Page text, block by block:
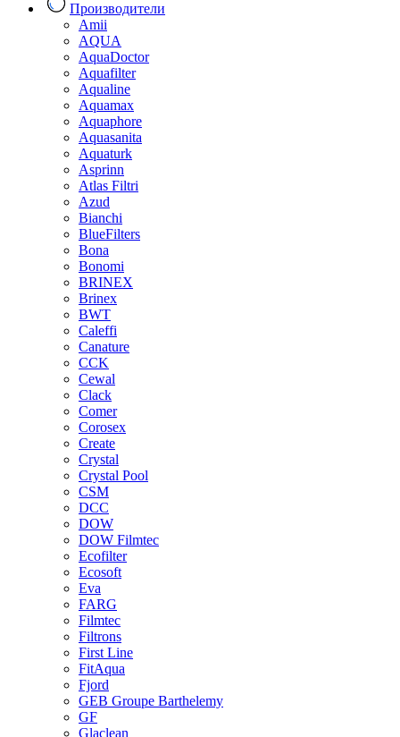
Производители
Amii
AQUA
AquaDoctor
Aquafilter
Aqualine
Aquamax
Aquaphore
Aquasanita
Aquaturk
Asprinn
Atlas Filtri
Azud
Bianchi
BlueFilters
Bona
Bonomi
BRINEX
Brinex
BWT
Caleffi
Canature
CCK
Cewal
Clack
Comer
Corosex
Create
Crystal
Crystal Pool
CSM
DCC
DOW
DOW Filmtec
Ecofilter
Ecosoft
Eva
FARG
Filmtec
Filtrons
First Line
FitAqua
Fjord
GEB Groupe Barthelemy
GF
Glaclean